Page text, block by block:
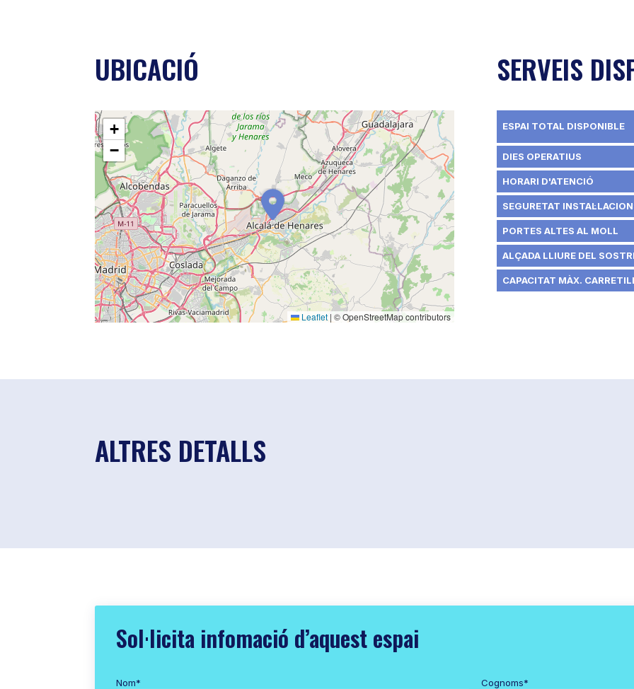
UBICACIÓ
+
−
Leaflet | © OpenStreetMap contributors
SERVEIS
ESPAI TOTAL DISPONIBLE
DIES OPERATIUS
HORARI D'ATENCIÓ
SEGURETAT
PORTES ALTES AL MOLL
ALÇADA LLIURE DEL
CAPACITAT MÀX.
ALTRES DETALLS
Sol·licita infomació d’aquest espai
Nom* Cognoms*